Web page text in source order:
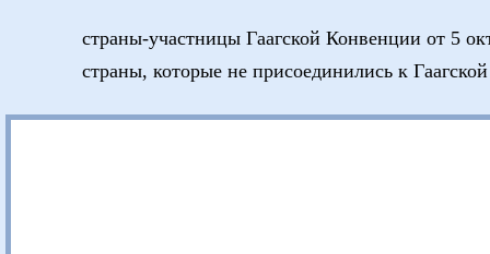
страны-участницы Гаагской Конвенции от 5
страны, которые не присоединились к